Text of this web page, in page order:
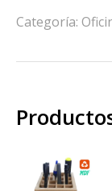
Categoría: